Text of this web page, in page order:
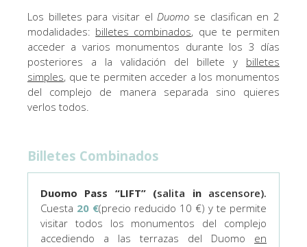
Los billetes para visitar elDuomo se clasifican en 2
modalidades: billetes combinados, que te permiten
acceder a varios monumentos durante los 3 días
posteriores a la validación del billete y billetes
simples, que te permiten acceder a los monumentos
del complejo de manera separada sino quieres
verlos todos.
Billetes Combinados
Duomo Pass “LIFT” (salita in ascensore).
Cuesta 20 €(precio reducido 10 €) y te permite
visitar todos los monumentos del complejo
accediendo a las terrazas del Duomo en